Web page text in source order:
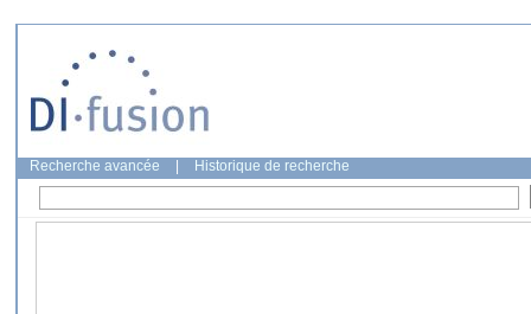
Recherche avancée Historique de recherche